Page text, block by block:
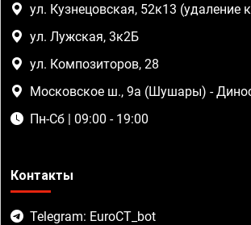
ул. Кузнецовская, 52к13 (удаление
ул. Лужская, 3к2Б
ул. Композиторов, 28
Московское ш., 9а (Шушары) -
Пн-Сб | 09:00 - 19:00
Контакты
Telegram: EuroCT_bot